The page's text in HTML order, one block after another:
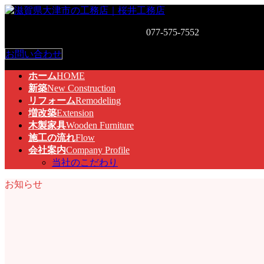
コ
ン
ツ
へ
ナ
ー
シ
ョ
077-575-7552
お問い合わせ
ホームHOME
新築New Construction
リフォームRemodeling
増改築Extension
木製家具Wooden Furniture
施工の流れFlow
会社案内Company Profile
当社のこだわり
お知らせ